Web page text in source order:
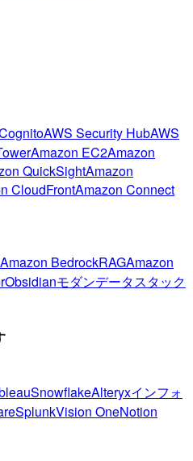
AWS Security HubAWS
Amazon EC2Amazon
QuickSightAmazon
CloudFrontAmazon Connect
Amazon BedrockRAGAmazon
Obsidianモダンデータスタック
SnowflakeAlteryxインフォ
SplunkVision OneNotion